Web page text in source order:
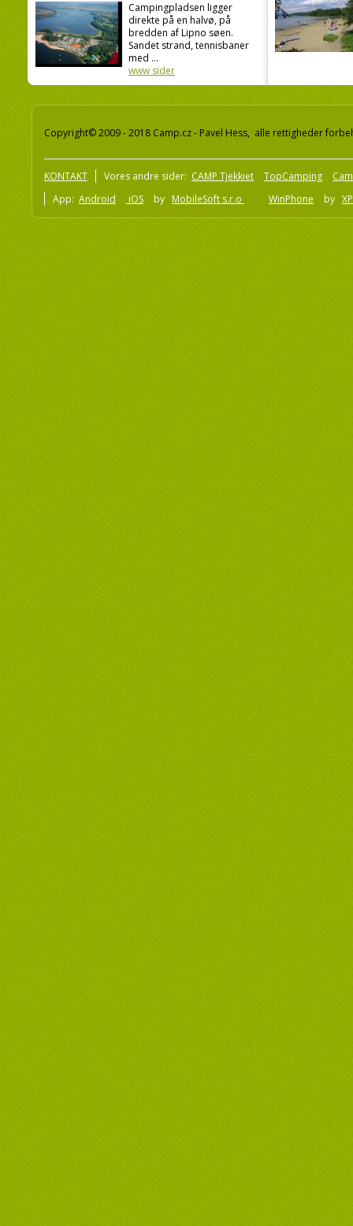
Campingpladsen ligger
direkte på en halvø, på
bredden af Lipno søen.
Sandet strand, tennisbaner
med ...
www sider
Copyright© 2009 - 2018 Camp.cz - Pavel Hess, alle rettigheder
KONTAKT Vores andre sider: CAMP Tjekkiet TopCamping
App: Android iOS by MobileSoft s.r.o WinPhone by